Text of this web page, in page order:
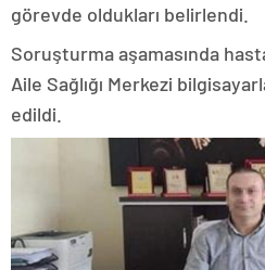
görevde oldukları belirlendi.
Soruşturma aşamasında
Aile Sağlığı Merkezi
edildi.